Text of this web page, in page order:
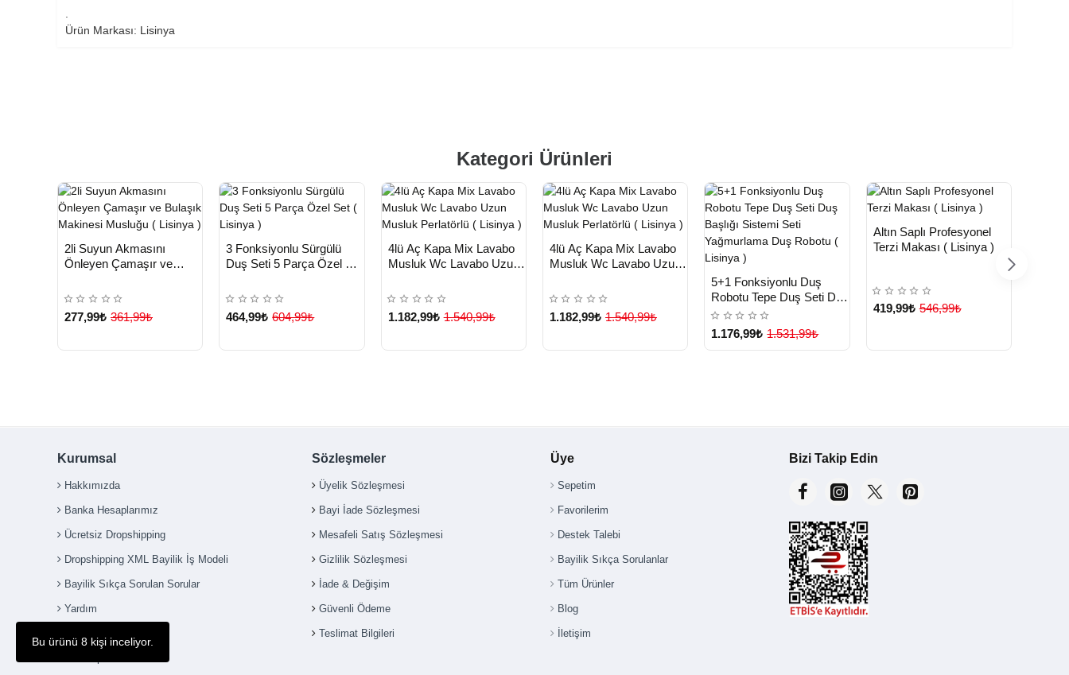
Bu ürünü 8 kişi inceliyor.
.
Ürün Markası: Lisinya
Kategori Ürünleri
TESLİMAT
Çok Satılan Ürün
2li Suyun Akmasını
Önleyen Çamaşır ve
( Lisinya )
277,99₺ 361,99₺
TESLİMAT
3 Fonksiyonlu Sürgülü
Duş Seti 5 Parça Özel Set
464,99₺ 604,99₺
TESLİMAT
4lü Aç Kapa Mix Lavabo
Musluk Wc Lavabo Uzun
)
1.182,99₺ 1.540,99₺
TESLİMAT
4lü Aç Kapa Mix Lavabo
Musluk Wc Lavabo Uzun
)
1.182,99₺ 1.540,99₺
TESLİMAT
Çok Satılan Ürün
5+1 Fonksiyonlu Duş
Robotu Tepe Duş Seti Duş
Başlığı Sistemi Seti
Yağmurlama Duş Robotu
( Lisinya )
1.176,99₺ 1.531,99₺
TESLİMAT
Altın Saplı Profesyonel
Terzi Makası ( Lisinya )
419,99₺ 546,99₺
Kurumsal
Hakkımızda
Banka Hesaplarımız
Ücretsiz Dropshipping
Dropshipping XML Bayilik İş Modeli
Bayilik Sıkça Sorulan Sorular
Yardım
Sözleşmeler
Üyelik Sözleşmesi
Bayi İade Sözleşmesi
Mesafeli Satış Sözleşmesi
Gizlilik Sözleşmesi
İade & Değişim
Güvenli Ödeme
Teslimat Bilgileri
Üye
Sepetim
Favorilerim
Destek Talebi
Bayilik Sıkça Sorulanlar
Tüm Ürünler
Blog
İletişim
Bizi Takip Edin